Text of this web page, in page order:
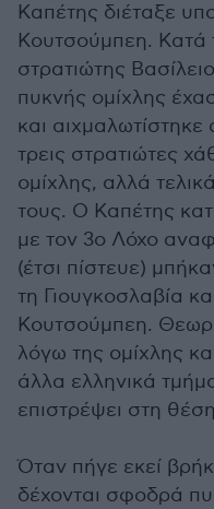
Καπέτης διέταξε
Κουτσούμπεη.
στρατιώτης
πυκνής ομίχλης
και αιχμαλωτίστηκε
τρεις στρατιώτες
ομίχλης, αλλά
τους. Ο Καπέτης
με τον 3ο Λόχο
(έτσι πίστευε)
τη Γιουγκοσλαβία
Κουτσούμπεη.
λόγω της ομίχλης
άλλα ελληνικά
επιστρέψει στη
Όταν πήγε εκεί
δέχονται σφοδρά